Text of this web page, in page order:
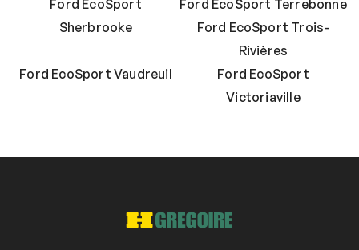
Ford EcoSport
Sherbrooke
Ford EcoSport Terrebonne
Ford EcoSport Trois-
Rivières
Ford EcoSport Vaudreuil
Ford EcoSport
Victoriaville